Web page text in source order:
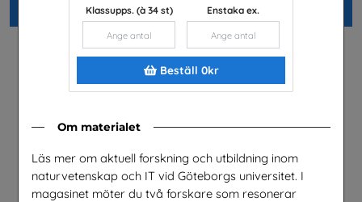
Klassupps. (à 34 st) Enstaka ex.
Beställ 0kr
Om materialet
Läs mer om aktuell forskning och utbildning inom
naturvetenskap och IT vid Göteborgs universitet. I
magasinet möter du två forskare som resonerar
Beställ 0kr Beställ 0kr